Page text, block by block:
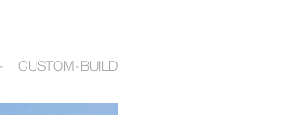
CUSTOM-BUILD